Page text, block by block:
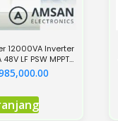
12000VA Inverter
LF PSW MPPT
VT Series